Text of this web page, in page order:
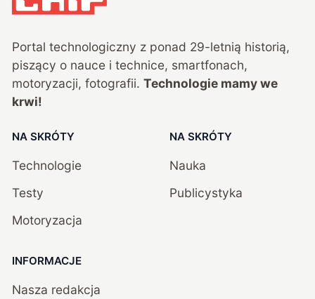
Portal technologiczny z ponad 29-letnią historią,
piszący o nauce i technice, smartfonach,
motoryzacji, fotografii. Technologie mamy we
krwi!
NA SKRÓTY
Technologie
Testy
Motoryzacja
NA SKRÓTY
Nauka
Publicystyka
INFORMACJE
Nasza redakcja